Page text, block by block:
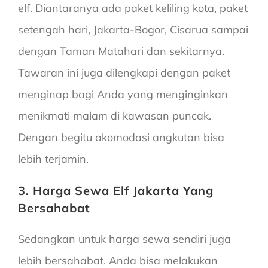
elf. Diantaranya ada paket keliling kota, paket
setengah hari, Jakarta-Bogor, Cisarua sampai
dengan Taman Matahari dan sekitarnya.
Tawaran ini juga dilengkapi dengan paket
menginap bagi Anda yang menginginkan
menikmati malam di kawasan puncak.
Dengan begitu akomodasi angkutan bisa
lebih terjamin.
3. Harga Sewa Elf Jakarta Yang
Bersahabat
Sedangkan untuk harga sewa sendiri juga
lebih bersahabat. Anda bisa melakukan